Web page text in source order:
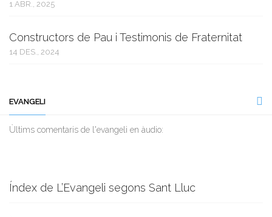
1 ABR., 2025
Constructors de Pau i Testimonis de Fraternitat
14 DES., 2024
EVANGELI
Ùltims comentaris de l'evangeli en àudio:
Índex de L’Evangeli segons Sant Lluc